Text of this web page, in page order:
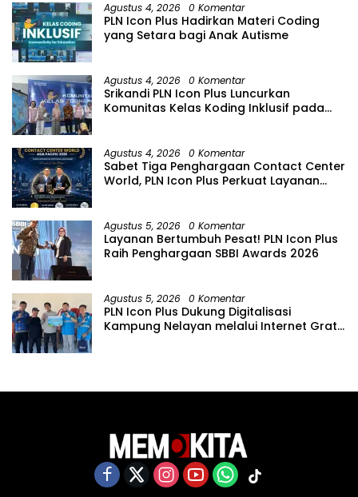
Agustus 4, 2026 0 Komentar
PLN Icon Plus Hadirkan Materi Coding
yang Setara bagi Anak Autisme
Agustus 4, 2026 0 Komentar
Srikandi PLN Icon Plus Luncurkan
Komunitas Kelas Koding Inklusif pada
Agustus 4, 2026 0 Komentar
Sabet Tiga Penghargaan Contact Center
World, PLN Icon Plus Perkuat Layanan
Agustus 5, 2026 0 Komentar
Layanan Bertumbuh Pesat! PLN Icon Plus
Raih Penghargaan SBBI Awards 2026
Agustus 5, 2026 0 Komentar
PLN Icon Plus Dukung Digitalisasi
Kampung Nelayan melalui Internet Gratis